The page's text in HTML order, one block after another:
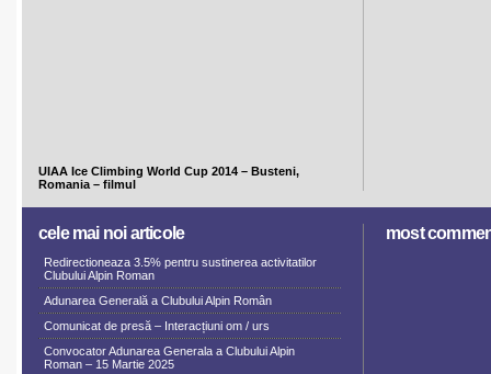
UIAA Ice Climbing World Cup 2014 – Busteni,
Romania – filmul
cele mai noi articole
Redirectioneaza 3.5% pentru sustinerea activitatilor
Clubului Alpin Roman
Adunarea Generală a Clubului Alpin Român
Comunicat de presă – Interacțiuni om / urs
Convocator Adunarea Generala a Clubului Alpin
Roman – 15 Martie 2025
most